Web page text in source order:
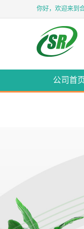
你好，欢迎来到
公司首